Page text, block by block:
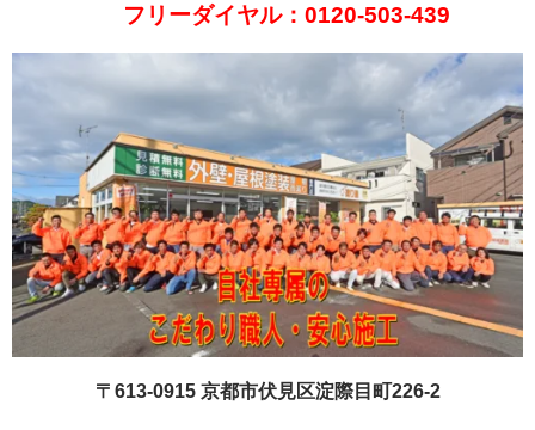
フリーダイヤル：0120-503-439
〒613-0915 京都市伏見区淀際目町226-2